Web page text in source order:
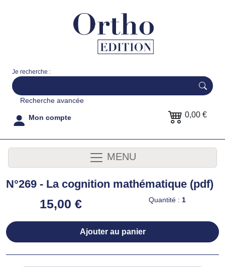
Je recherche :
Recherche avancée
Mon compte 0,00 €
MENU
N°269 - La cognition mathématique (pdf)
15,00 € Quantité : 1
Ajouter au panier